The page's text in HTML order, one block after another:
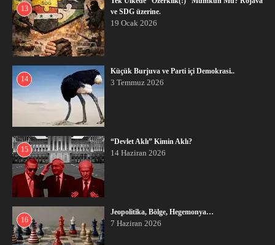
13
ve SDG üzerine.
19 Ocak 2026
14
Küçük Burjuva ve Parti içi Demokrasi..
3 Temmuz 2026
15
“Devlet Aklı” Kimin Aklı?
14 Haziran 2026
16
Jeopolitika, Bölge, Hegemonya…
7 Haziran 2026